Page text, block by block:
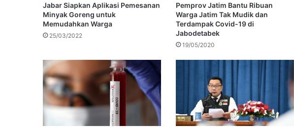
Jabar Siapkan Aplikasi Pemesanan
Minyak Goreng untuk
Memudahkan Warga
25/03/2022
Pemprov Jatim Bantu Ribuan
Warga Jatim Tak Mudik dan
Terdampak Covid-19 di
Jabodetabek
19/05/2020